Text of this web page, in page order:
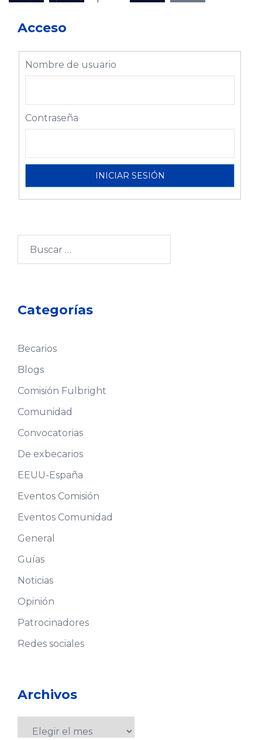
sector educativo, la
entradas
Acceso
Nombre de usuario
Contraseña
Categorías
Becarios
Blogs
Comisión Fulbright
Comunidad
Convocatorias
De exbecarios
EEUU-España
Eventos Comisión
Eventos Comunidad
General
Guías
Noticias
Opinión
Patrocinadores
Redes sociales
Archivos